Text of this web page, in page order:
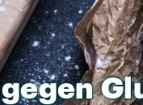
gegen